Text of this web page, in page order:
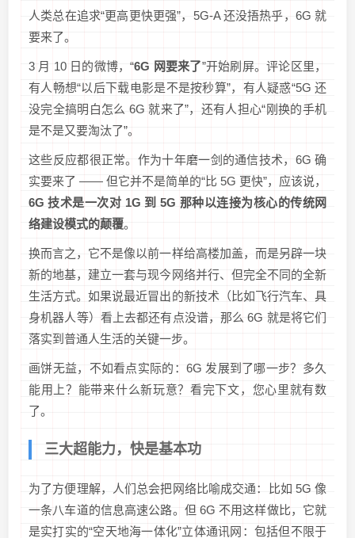
人类总在追求“更高更快更强”，5G-A 还没捂热乎，6G 就
要来了。
3 月 10 日的微博，“6G 网要来了”开始刷屏。评论区里，
有人畅想“以后下载电影是不是按秒算”，有人疑惑“5G 还
没完全搞明白怎么 6G 就来了”，还有人担心“刚换的手机
是不是又要淘汰了”。
这些反应都很正常。作为十年磨一剑的通信技术，6G 确
实要来了 —— 但它并不是简单的“比 5G 更快”，应该说，
6G 技术是一次对 1G 到 5G 那种以连接为核心的传统网
络建设模式的颠覆。
换而言之，它不是像以前一样给高楼加盖，而是另辟一块
新的地基，建立一套与现今网络并行、但完全不同的全新
生活方式。如果说最近冒出的新技术（比如飞行汽车、具
身机器人等）看上去都还有点没谱，那么 6G 就是将它们
落实到普通人生活的关键一步。
画饼无益，不如看点实际的：6G 发展到了哪一步？多久
能用上？能带来什么新玩意？看完下文，您心里就有数
了。
三大超能力，快是基本功
为了方便理解，人们总会把网络比喻成交通：比如 5G 像
一条八车道的信息高速公路。但 6G 不用这样做比，它就
是实打实的“空天地海一体化”立体通讯网：包括但不限于